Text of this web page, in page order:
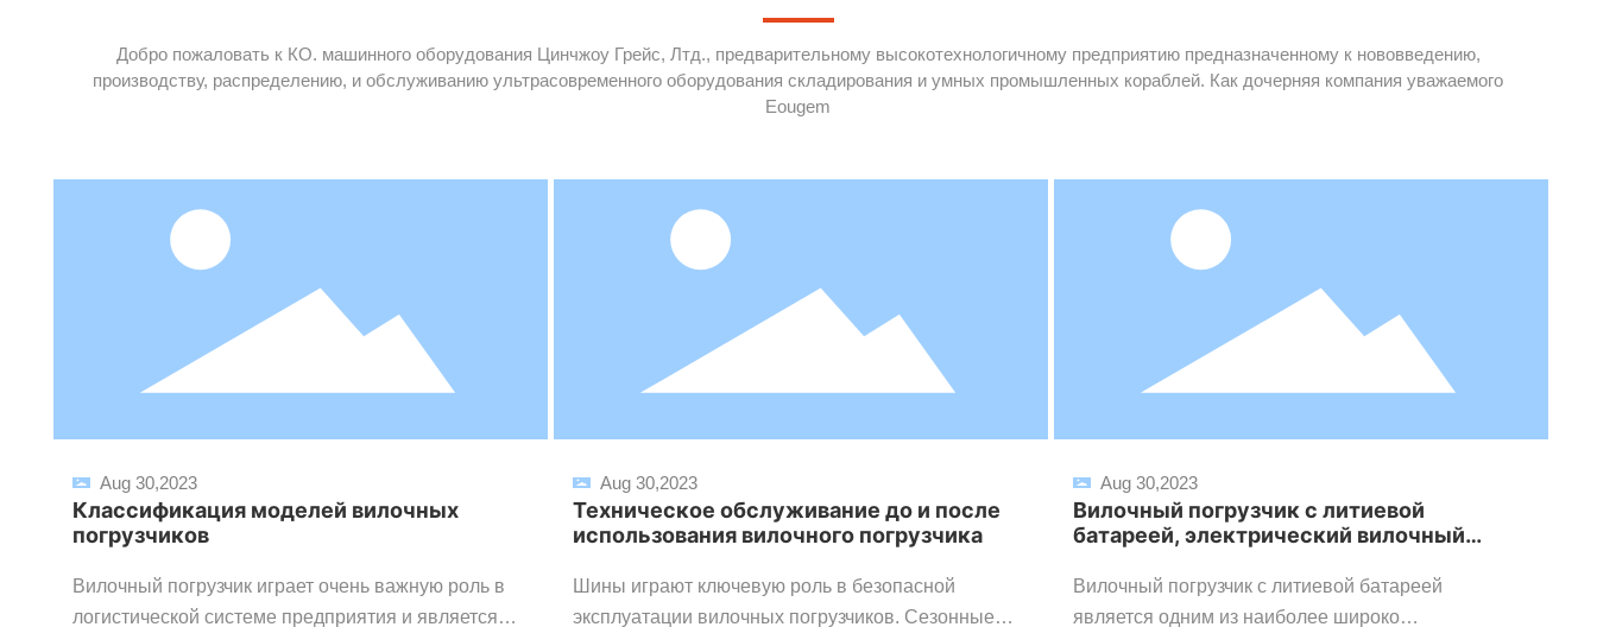
Добро пожаловать к КО. машинного оборудования Цинчжоу Грейс, Лтд., предварительному высокотехнологичному предприятию предназначенному к нововведению,
производству, распределению, и обслуживанию ультрасовременного оборудования складирования и умных промышленных кораблей. Как дочерняя компания уважаемого
Eougem
Aug 30,2023
Классификация моделей вилочных
погрузчиков
Вилочный погрузчик играет очень важную роль в
логистической системе предприятия и является
Aug 30,2023
Техническое обслуживание до и после
использования вилочного погрузчика
Шины играют ключевую роль в безопасной
эксплуатации вилочных погрузчиков. Сезонные
Aug 30,2023
Вилочный погрузчик с литиевой
батареей, электрический вилочный
Вилочный погрузчик с литиевой батареей
является одним из наиболее широко